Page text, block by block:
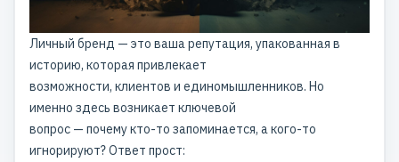
Личный бренд — это ваша репутация, упакованная в
историю, которая привлекает
возможности, клиентов и единомышленников. Но
именно здесь возникает ключевой
вопрос — почему кто-то запоминается, а кого-то
игнорируют? Ответ прост: